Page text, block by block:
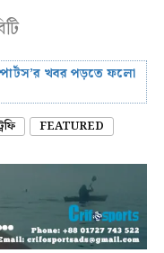
খবর পড়তে ফলো
FEATURED